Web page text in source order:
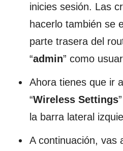
inicies sesión. Las
hacerlo también se
parte trasera del
“admin” como
Ahora tienes que ir
“Wireless Settings
la barra lateral
A continuación, vas